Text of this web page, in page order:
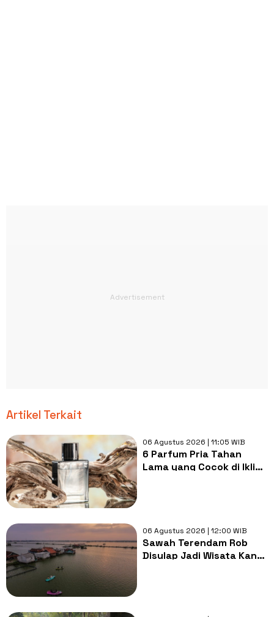
Artikel Terkait
06 Agustus 2026 | 11:05 WIB
6 Parfum Pria Tahan
Lama yang Cocok di Iklim
06 Agustus 2026 | 12:00 WIB
Sawah Terendam Rob
Disulap Jadi Wisata Kano,